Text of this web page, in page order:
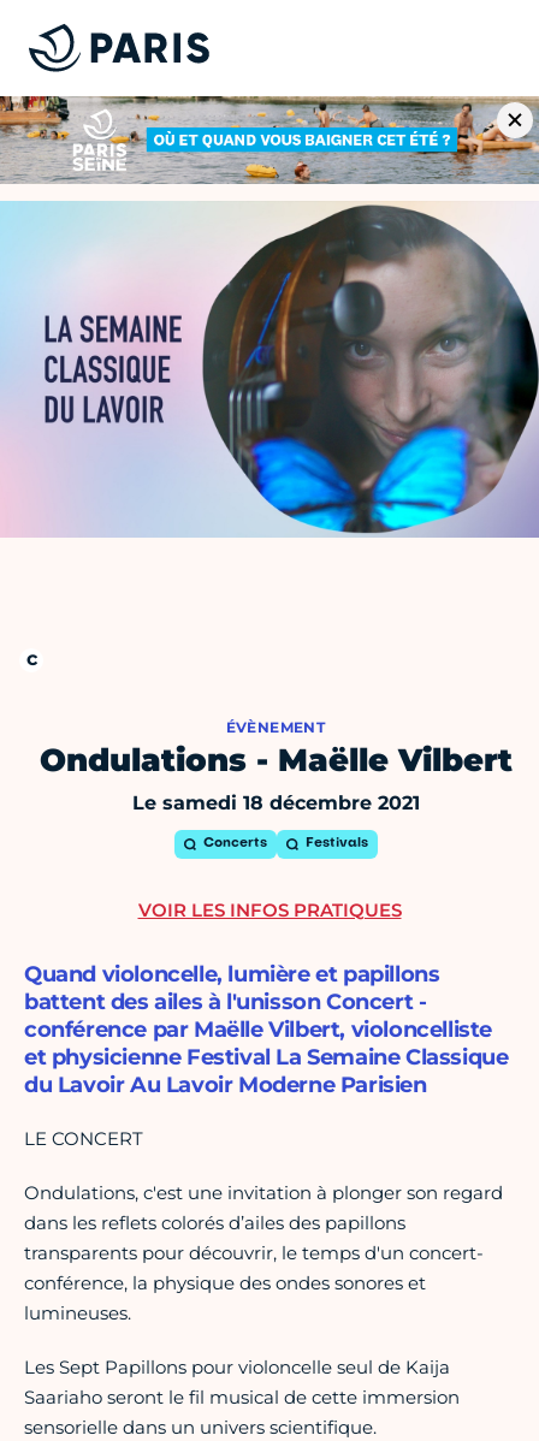
ÉVÈNEMENT
Ondulations - Maëlle Vilbert
Le samedi 18 décembre 2021
Concerts Festivals
Quand violoncelle, lumière et papillons
battent des ailes à l'unisson Concert -
conférence par Maëlle Vilbert, violoncelliste
et physicienne Festival La Semaine Classique
du Lavoir Au Lavoir Moderne Parisien
LE CONCERT
Ondulations, c'est une invitation à plonger son regard
dans les reflets colorés d’ailes des papillons
transparents pour découvrir, le temps d'un concert-
conférence, la physique des ondes sonores et
lumineuses.
Les Sept Papillons pour violoncelle seul de Kaija
Saariaho seront le fil musical de cette immersion
sensorielle dans un univers scientifique.
VOIR LES INFOS PRATIQUES